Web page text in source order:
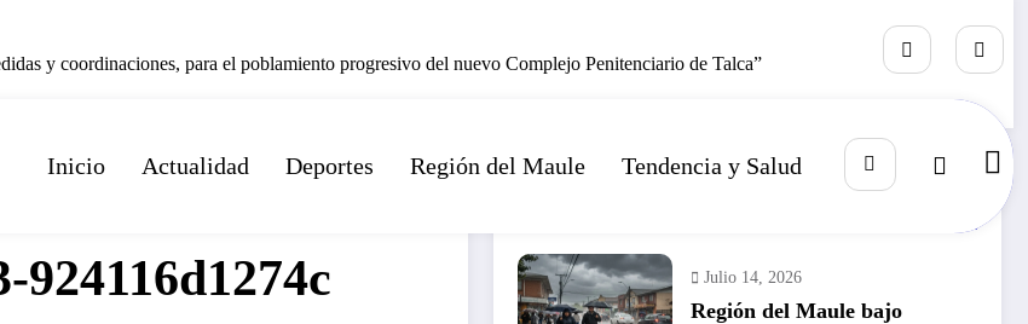
Inicio Actualidad Deportes Región del Maule Tendencia y Salud
y coordinaciones, para el poblamiento progresivo del nuevo Complejo Penitenciario de Talca”
924116d1274c Julio 14, 2026
Región del Maule bajo